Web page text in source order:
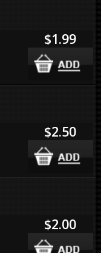
$1.99
$2.50
$2.00